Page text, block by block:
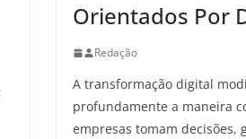
Orientados Por
Redação
A transformação digital
profundamente a maneira
empresas tomam decisões,